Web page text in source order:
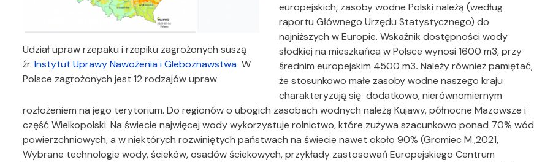
Udział upraw rzepaku i rzepiku zagrożonych suszą
źr. Instytut Uprawy Nawożenia i Gleboznawstwa W
Polsce zagrożonych jest 12 rodzajów upraw
europejskich, zasoby wodne Polski należą (według
raportu Głównego Urzędu Statystycznego) do
najniższych w Europie. Wskaźnik dostępności wody
słodkiej na mieszkańca w Polsce wynosi 1600 m3, przy
średnim europejskim 4500 m3.Należy również pamiętać,
że stosunkowo małe zasoby wodne naszego kraju
charakteryzują się dodatkowo, nierównomiernym
rozłożeniem na jego terytorium. Do regionów o ubogich zasobach wodnych należą Kujawy, północne Mazowsze i
część Wielkopolski. Na świecie najwięcej wody wykorzystuje rolnictwo, które zużywa szacunkowo ponad 70% wód
powierzchniowych, a w niektórych rozwiniętych państwach na świecie nawet około 90% (Gromiec M.,2021,
Wybrane technologie wody, ścieków, osadów ściekowych, przykłady zastosowań Europejskiego Centrum